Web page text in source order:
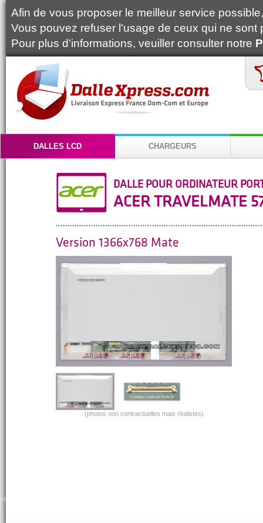
Afin de vous proposer le meilleur service
Vous pouvez refuser l'usage de ceux qui ne
Pour plus d'informations, veuiller consulter notre
DALLES LCD CHARGEURS
DALLE POUR ORDINATEUR
ACER TRAVELMATE
Version 1366x768 Mate
(photos non contractuelles mais réalistes)